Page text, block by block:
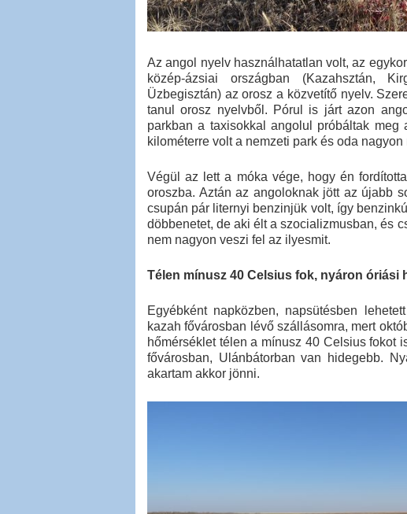
Az angol nyelv használhatatlan volt, az
közép-ázsiai országban (Kazahsztán,
Üzbegisztán) az orosz a közvetítő nyelv.
tanul orosz nyelvből. Pórul is járt azon
parkban a taxisokkal angolul próbáltak
kilométerre volt a nemzeti park és oda nagyon
Végül az lett a móka vége, hogy én
oroszba. Aztán az angoloknak jött az újabb
csupán pár liternyi benzinjük volt, így
döbbenetet, de aki élt a szocializmusban, és
nem nagyon veszi fel az ilyesmit.
Télen mínusz 40 Celsius fok, nyáron óriási
Egyébként napközben, napsütésben
kazah fővárosban lévő szállásomra, mert
hőmérséklet télen a mínusz 40 Celsius fokot
fővárosban, Ulánbátorban van hidegebb.
akartam akkor jönni.